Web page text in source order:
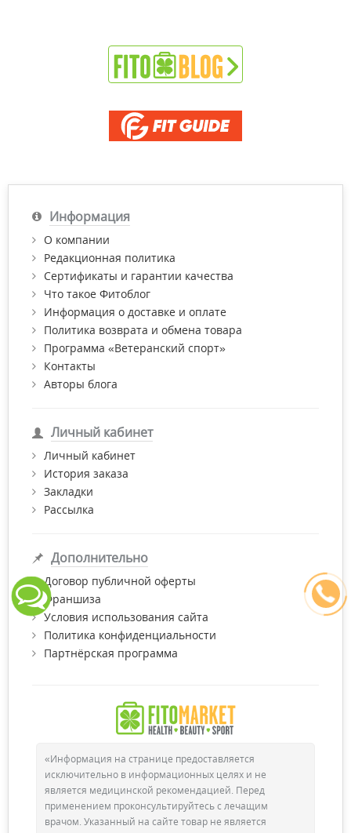
Информация
О компании
Редакционная политика
Сертификаты и гарантии качества
Что такое Фитоблог
Информация о доставке и оплате
Политика возврата и обмена товара
Программа «Ветеранский спорт»
Контакты
Авторы блога
Личный кабинет
Личный кабинет
История заказа
Закладки
Рассылка
Дополнительно
Договор публичной оферты
Франшиза
Условия использования сайта
Политика конфиденциальности
Партнёрская программа
«Информация на странице предоставляется
исключительно в информационных целях и не
является медицинской рекомендацией. Перед
применением проконсультируйтесь с лечащим
врачом. Указанный на сайте товар не является